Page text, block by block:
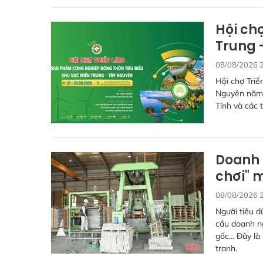
Hội
Trung
08/08/2026
Hội chợ
Nguyên
Tĩnh và các
chơi"
08/08/2026
Người tiêu
cầu doanh
gốc... Đây
tranh.